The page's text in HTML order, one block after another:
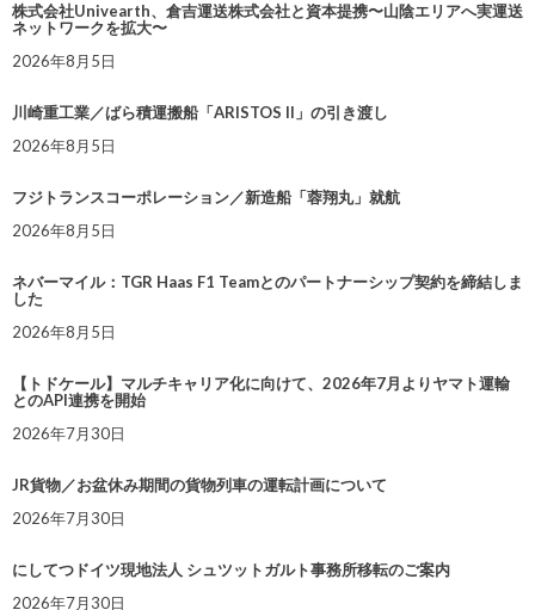
株式会社Univearth、倉吉運送株式会社と資本提携〜山陰エリアへ実運送
ネットワークを拡大〜
2026年8月5日
川崎重工業／ばら積運搬船「ARISTOS II」の引き渡し
2026年8月5日
フジトランスコーポレーション／新造船「蓉翔丸」就航
2026年8月5日
ネバーマイル：TGR Haas F1 Teamとのパートナーシップ契約を締結しま
した
2026年8月5日
【トドケール】マルチキャリア化に向けて、2026年7月よりヤマト運輸
とのAPI連携を開始
2026年7月30日
JR貨物／お盆休み期間の貨物列車の運転計画について
2026年7月30日
にしてつドイツ現地法人 シュツットガルト事務所移転のご案内
2026年7月30日